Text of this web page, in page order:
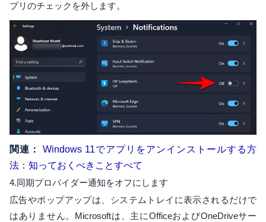
プリのチェックを外します。
関連：
Windows 11でアプリをアンインストールする方
法：知っておくべきことすべて
4.同期プロバイダー通知をオフにします
広告やポップアップは、システムトレイに表示されるだけで
はありません。Microsoftは、主にOfficeおよびOneDriveサー